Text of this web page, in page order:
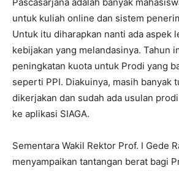
untuk kuliah online dan sistem
Untuk itu diharapkan nanti ada aspek
kebijakan yang melandasinya. Tahun
peningkatan kuota untuk Prodi yang
seperti PPI. Diakuinya, masih banyak
dikerjakan dan sudah ada usulan
ke aplikasi SIAGA.
Sementara Wakil Rektor Prof. I Gede
menyampaikan tantangan berat bagi